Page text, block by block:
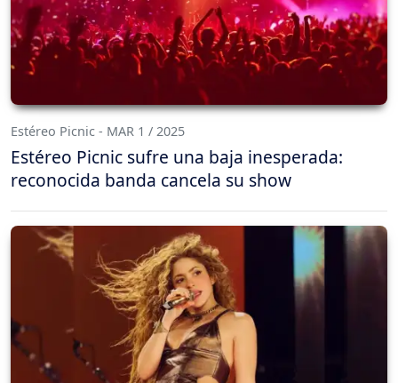
Estéreo Picnic - MAR 1 / 2025
Estéreo Picnic sufre una baja inesperada:
reconocida banda cancela su show